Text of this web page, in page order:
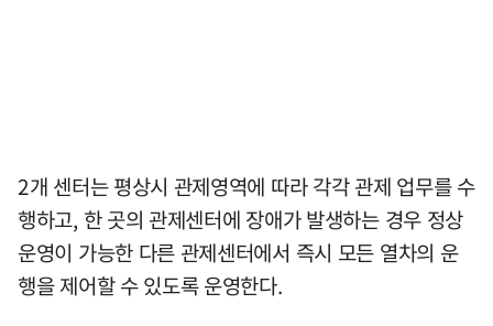
2개 센터는 평상시 관제영역에 따라 각각 관제 업무를 수
행하고, 한 곳의 관제센터에 장애가 발생하는 경우 정상
운영이 가능한 다른 관제센터에서 즉시 모든 열차의 운
행을 제어할 수 있도록 운영한다.